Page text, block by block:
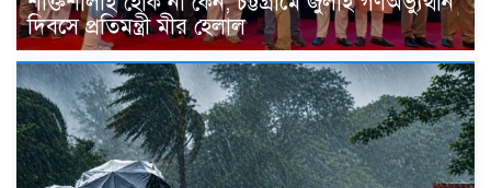
দিবসে প্রতিমন্ত্রী মীর হেলাল